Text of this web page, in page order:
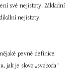
své nejistoty. Základní
nejistoty.
pevné definice
jak je slovo „svoboda"